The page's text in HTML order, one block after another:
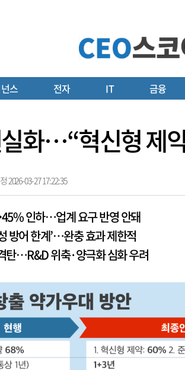
스 전자 IT 금융
화…“혁신형 제
2026-03-27 17:22:35
인하…업계 요구 반영 안돼
방어 한계’…완충 효과 제한적
탄…R&D 위축·양극화 심화 우려